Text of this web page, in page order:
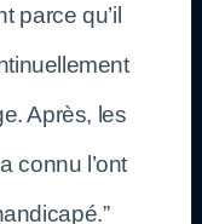
parce qu’il
Après, les
connu l’ont